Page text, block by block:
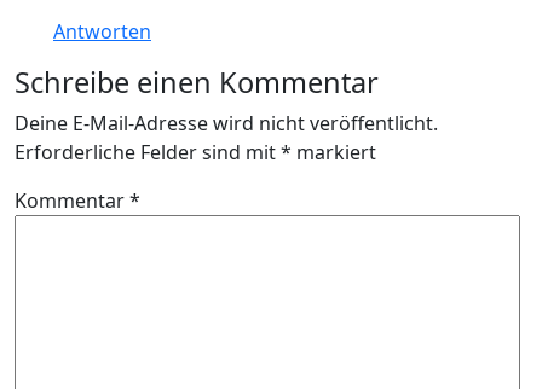
Antworten
Schreibe einen Kommentar
Deine E-Mail-Adresse wird nicht veröffentlicht.
Erforderliche Felder sind mit* markiert
Kommentar*